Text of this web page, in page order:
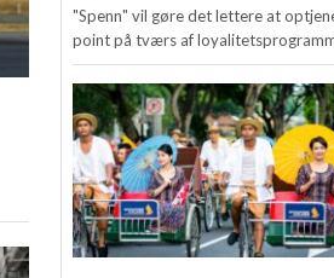
"Spenn" vil gøre det lettere at
point på tværs af